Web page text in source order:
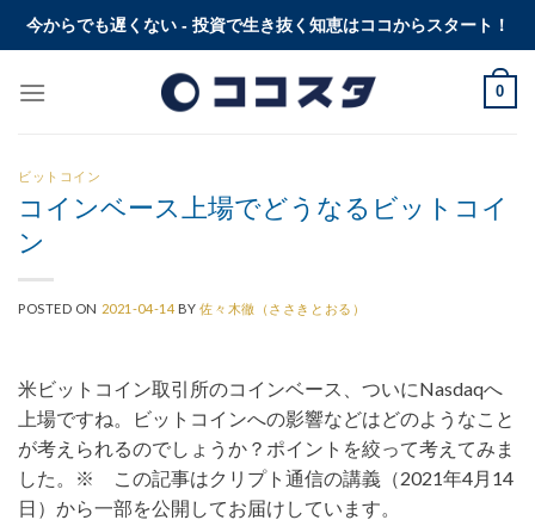
Skip今からでも遅くない - 投資で生き抜く知恵はココからスタート！
0
ビットコイン
コインベース上場でどうなるビットコイ
ン
POSTED ON 2021-04-14 BY佐々木徹（ささきとおる）
米ビットコイン取引所のコインベース、ついにNasdaqへ
上場ですね。ビットコインへの影響などはどのようなこと
が考えられるのでしょうか？ポイントを絞って考えてみま
した。※ この記事はクリプト通信の講義（2021年4月14
日）から一部を公開してお届けしています。